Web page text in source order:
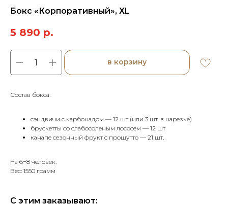
Бокс «Корпоративный», ХL
5 890 р.
в корзину
Состав бокса:
сэндвичи с карбонадом — 12 шт (или 3 шт. в нарезке)
брускетты со слабосоленым лососем — 12 шт
канапе сезонный фрукт с прошутто — 21 шт.
На 6−8 человек.
Вес: 1550 грамм
С этим заказывают: